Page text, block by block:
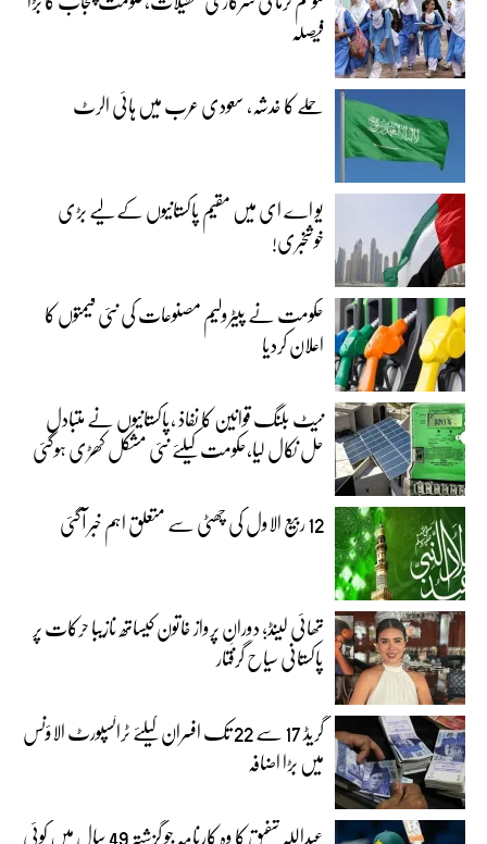
فیصلہ
حملے کا خدشہ، سعودی عرب میں ہائی الرٹ
یو اے ای میں مقیم پاکستانیوں کے لیے بڑی
خوشخبری!
حکومت نے پیٹرولیم مصنوعات کی نئی قیمتوں کا
اعلان کردیا
نیٹ بلنگ قوانین کا نفاذ ،پاکستانیوں نے متبادل
حل نکال لیا،حکومت کیلئے نئی مشکل کھڑی ہوگئی
12 ربیع الاول کی چھٹی سے متعلق اہم خبر آگئی
تھائی لینڈ؛ دورانِ پرواز خاتون کیساتھ نازیبا حرکات پر
پاکستانی سیاح گرفتار
گریڈ 17 سے 22 تک افسران کیلئے ٹرانسپورٹ الاؤنس
میں بڑا اضافہ